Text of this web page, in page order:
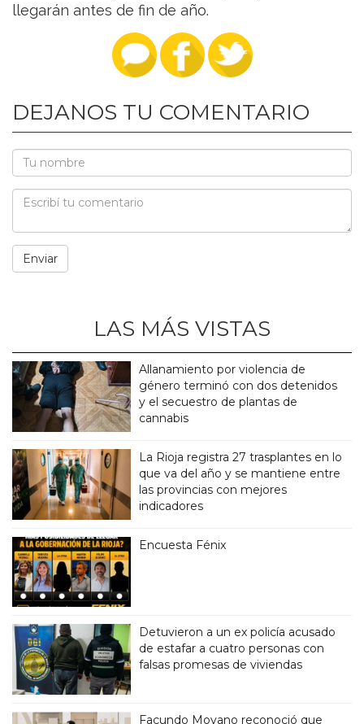
llegarán antes de fin de año.
DEJANOS TU COMENTARIO
LAS MÁS VISTAS
Allanamiento por violencia de
género terminó con dos detenidos
y el secuestro de plantas de
cannabis
La Rioja registra 27 trasplantes en lo
que va del año y se mantiene entre
las provincias con mejores
indicadores
Encuesta Fénix
Detuvieron a un ex policía acusado
de estafar a cuatro personas con
falsas promesas de viviendas
Facundo Moyano reconoció que